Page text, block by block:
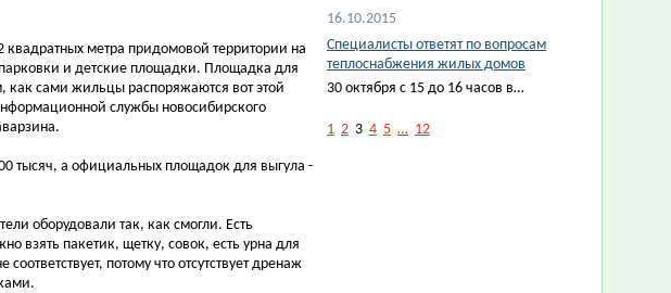
квадратных метра придомовой территории на
и детские площадки. Площадка для
как сами жильцы распоряжаются вот этой
службы новосибирского
тысяч, а официальных площадок для выгула -
оборудовали так, как смогли. Есть
взять пакетик, щетку, совок, есть урна для
потому что отсутствует дренаж
16.10.2015
Специалисты ответят по вопросам
теплоснабжения жилых домов
30 октября с 15 до 16 часов в…
1 2 3 4 5 … 12